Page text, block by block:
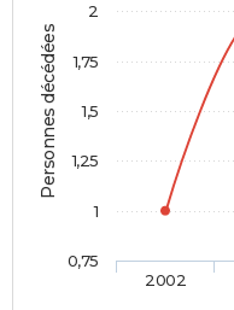
Personnes décédées
2002
0,75
1
1,25
1,5
1,75
2